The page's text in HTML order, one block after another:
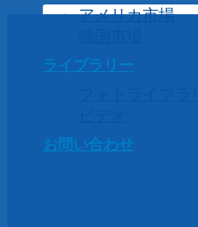
アメリカ市場
ライブラリー
お問い合わせ